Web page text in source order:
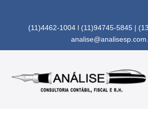
(11)4462-1004 l (11)94745-5845 |